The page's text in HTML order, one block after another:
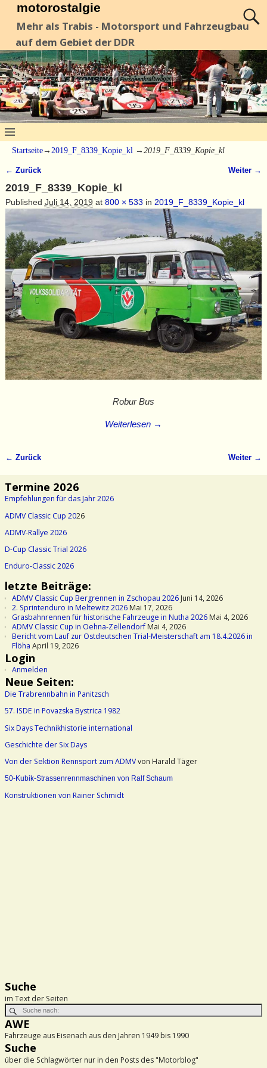
motorostalgie
Mehr als Trabis - Motorsport und Fahrzeugbau
auf dem Gebiet der DDR
Startseite→ 2019_F_8339_Kopie_kl → 2019_F_8339_Kopie_kl
Bilder-Navigation
← Zurück Weiter →
2019_F_8339_Kopie_kl
Published Juli 14, 2019 at 800 × 533 in 2019_F_8339_Kopie_kl
Robur Bus
Weiterlesen →
← Zurück Weiter →
Termine 2026
Empfehlungen für das Jahr 2026
ADMV Classic Cup 2026
ADMV-Rallye 2026
D-Cup Classic Trial 2026
Enduro-Classic 2026
letzte Beiträge:
ADMV Classic Cup Bergrennen in Zschopau 2026Juni 14, 2026
2. Sprintenduro in Meltewitz 2026Mai 17, 2026
Grasbahnrennen für historische Fahrzeuge in Nutha 2026Mai 4, 2026
ADMV Classic Cup in Oehna-ZellendorfMai 4, 2026
Bericht vom Lauf zur Ostdeutschen Trial-Meisterschaft am 18.4.2026 in
Flöha April 19, 2026
Login
Anmelden
Neue Seiten:
Die Trabrennbahn in Panitzsch
57. ISDE in Povazska Bystrica 1982
Six Days Technikhistorie international
Geschichte der Six Days
Von der Sektion Rennsport zum ADMVvon Harald Täger
50-Kubik-Strassenrennmaschinen von Ralf Schaum
Konstruktionen von Rainer Schmidt
Suche
im Text der Seiten
AWE
Fahrzeuge aus Eisenach aus den Jahren 1949 bis 1990
Suche
über die Schlagwörter nur in den Posts des "Motorblog"